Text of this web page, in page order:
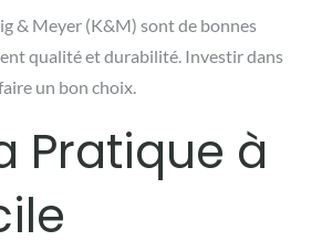
& Meyer (K&M) sont de bonnes
qualité et durabilité. Investir dans
un bon choix.
Pratique à